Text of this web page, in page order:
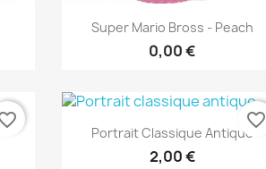
Aperçu rapide
Super Mario Bross - Peach
0,00 €
Aperçu rapide
Portrait Classique Antique
2,00 €
favorite_border